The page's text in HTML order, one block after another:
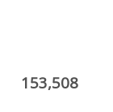
153,508